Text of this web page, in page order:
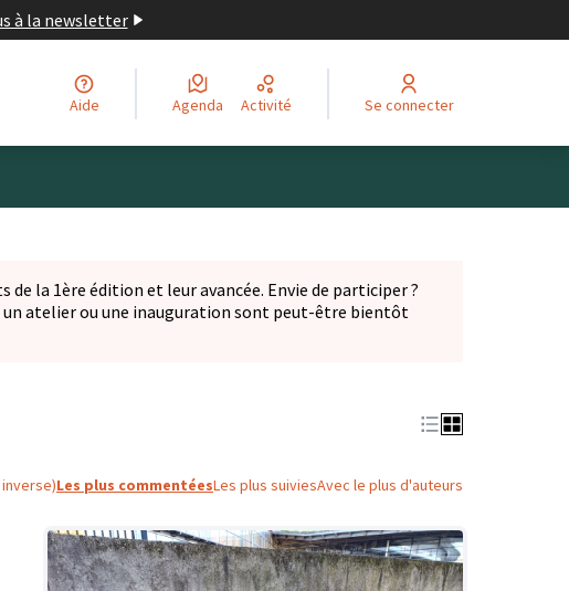
à la newsletter
Aide Agenda Activité Se connecter
la 1ère édition et leur avancée. Envie de participer ?
nouvel onglet)
un atelier ou une inauguration sont peut-être bientôt
Les plus commentéesLes plus suiviesAvec le plus d'auteurs